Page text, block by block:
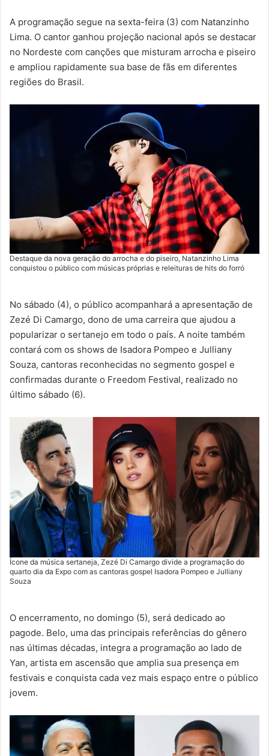
A programação segue na sexta-feira (3) com Natanzinho
Lima. O cantor ganhou projeção nacional após se destacar
no Nordeste com canções que misturam arrocha e piseiro
e ampliou rapidamente sua base de fãs em diferentes
regiões do Brasil.
Destaque da nova geração do arrocha e do piseiro, Natanzinho Lima
conquistou o público com músicas próprias e releituras de hits do forró
No sábado (4), o público acompanhará a apresentação de
Zezé Di Camargo, dono de uma carreira que ajudou a
popularizar o sertanejo em todo o país. A noite também
contará com os shows de Isadora Pompeo e Julliany
Souza, cantoras reconhecidas no segmento gospel e
confirmadas durante o Freedom Festival, realizado no
último sábado (6).
Ícone da música sertaneja, Zezé Di Camargo divide a programação do
quarto dia da Expo com as cantoras gospel Isadora Pompeo e Julliany
Souza
O encerramento, no domingo (5), será dedicado ao
pagode. Belo, uma das principais referências do gênero
nas últimas décadas, integra a programação ao lado de
Yan, artista em ascensão que amplia sua presença em
festivais e conquista cada vez mais espaço entre o público
jovem.